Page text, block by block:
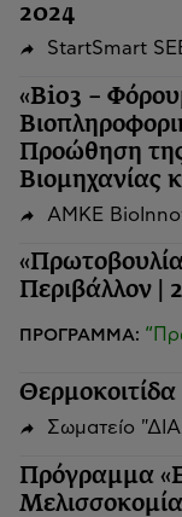
2024
StartSmart
«Bio3 –
Προώθηση
Βιομηχανίας
ΑΜΚΕ
Περιβάλλον |
ΠΡΟΓΡΑΜΜΑ:
Σωματείο
Πρόγραμμα